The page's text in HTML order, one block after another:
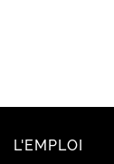
L'EMPLOI